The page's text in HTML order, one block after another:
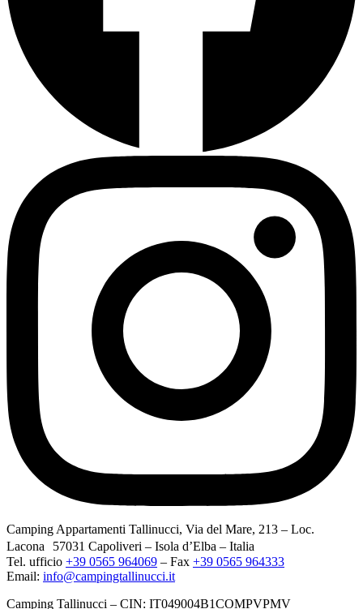
Camping Appartamenti Tallinucci, Via del Mare, 213 – Loc.
Lacona 57031 Capoliveri – Isola d’Elba – Italia
Tel. ufficio +39 0565 964069 – Fax +39 0565 964333
Email: info@campingtallinucci.it
Camping Tallinucci – CIN: IT049004B1COMPVPMV